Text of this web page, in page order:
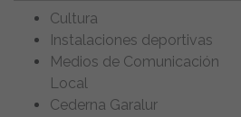
Cultura
Instalaciones deportivas
Medios de Comunicación
Local
Cederna Garalur